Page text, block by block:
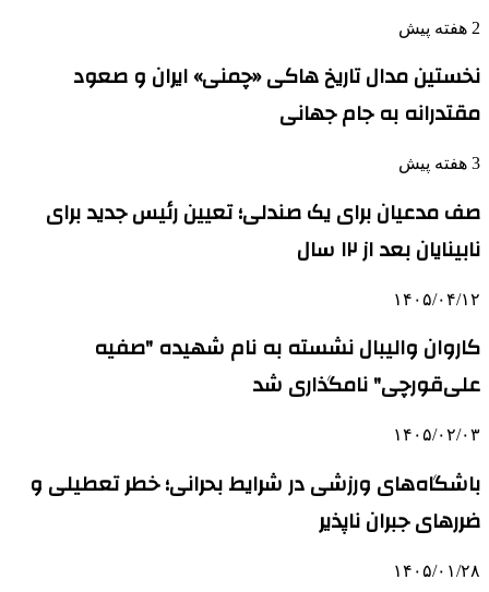
2 هفته پیش
نخستین مدال تاریخ هاکی «چمنی» ایران و صعود
مقتدرانه به جام جهانی
3 هفته پیش
صف مدعیان برای یک صندلی؛ تعیین رئیس جدید برای
نابینایان بعد از ۱۲ سال
۱۴۰۵/۰۴/۱۲
کاروان والیبال نشسته به نام شهیده "صفیه
علی‌قورچی" نامگذاری شد
۱۴۰۵/۰۲/۰۳
باشگاه‌های ورزشی در شرایط بحرانی؛ خطر تعطیلی و
ضررهای جبران ناپذیر
۱۴۰۵/۰۱/۲۸